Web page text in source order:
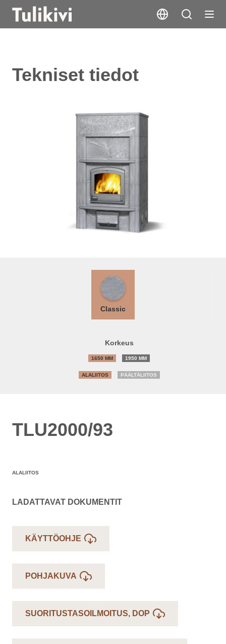
Tekniset tiedot
Classic
Korkeus
1650 MM 1950 MM
ALALIITOS PÄÄLTÄLIITOS
TLU2000/93
ALALIITOS
LADATTAVAT DOKUMENTIT
KÄYTTÖOHJE
POHJAKUVA
SUORITUSTASOILMOITUS, DOP